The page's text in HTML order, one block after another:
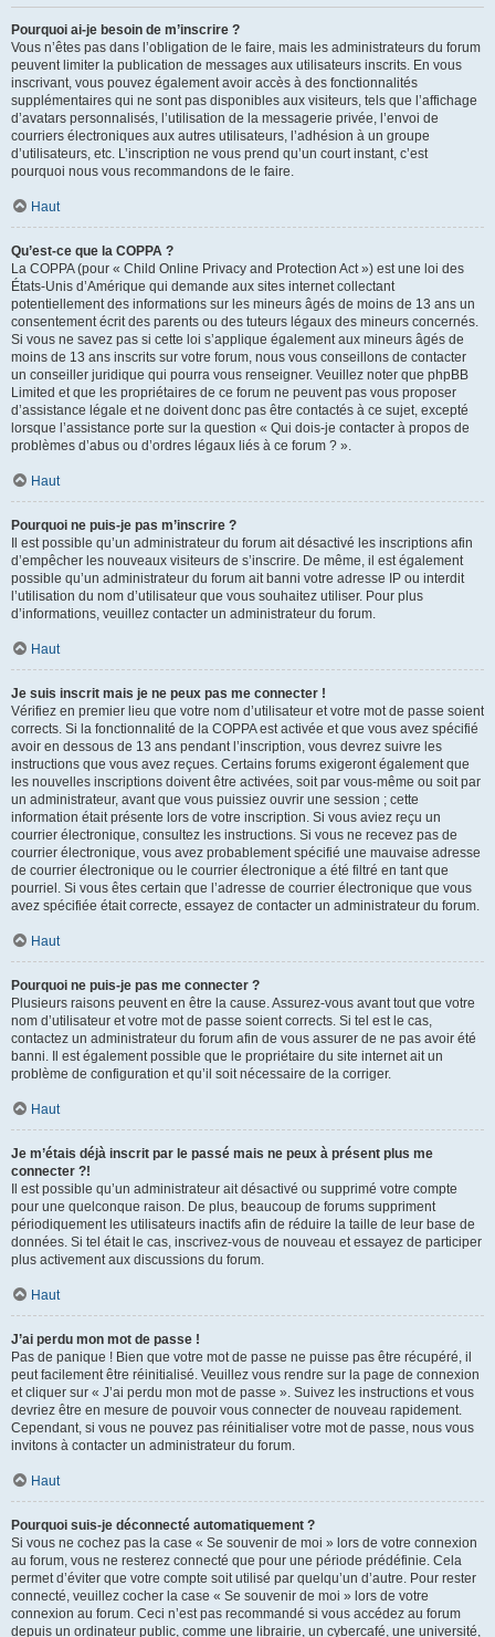
Pourquoi ai-je besoin de m’inscrire ?
Vous n’êtes pas dans l’obligation de le faire, mais les administrateurs du forum
peuvent limiter la publication de messages aux utilisateurs inscrits. En vous
inscrivant, vous pouvez également avoir accès à des fonctionnalités
supplémentaires qui ne sont pas disponibles aux visiteurs, tels que l’affichage
d’avatars personnalisés, l’utilisation de la messagerie privée, l’envoi de
courriers électroniques aux autres utilisateurs, l’adhésion à un groupe
d’utilisateurs, etc. L’inscription ne vous prend qu’un court instant, c’est
pourquoi nous vous recommandons de le faire.
Haut
Qu’est-ce que la COPPA ?
La COPPA (pour « Child Online Privacy and Protection Act ») est une loi des
États-Unis d’Amérique qui demande aux sites internet collectant
potentiellement des informations sur les mineurs âgés de moins de 13 ans un
consentement écrit des parents ou des tuteurs légaux des mineurs concernés.
Si vous ne savez pas si cette loi s’applique également aux mineurs âgés de
moins de 13 ans inscrits sur votre forum, nous vous conseillons de contacter
un conseiller juridique qui pourra vous renseigner. Veuillez noter que phpBB
Limited et que les propriétaires de ce forum ne peuvent pas vous proposer
d’assistance légale et ne doivent donc pas être contactés à ce sujet, excepté
lorsque l’assistance porte sur la question « Qui dois-je contacter à propos de
problèmes d’abus ou d’ordres légaux liés à ce forum ? ».
Haut
Pourquoi ne puis-je pas m’inscrire ?
Il est possible qu’un administrateur du forum ait désactivé les inscriptions afin
d’empêcher les nouveaux visiteurs de s’inscrire. De même, il est également
possible qu’un administrateur du forum ait banni votre adresse IP ou interdit
l’utilisation du nom d’utilisateur que vous souhaitez utiliser. Pour plus
d’informations, veuillez contacter un administrateur du forum.
Haut
Je suis inscrit mais je ne peux pas me connecter !
Vérifiez en premier lieu que votre nom d’utilisateur et votre mot de passe soient
corrects. Si la fonctionnalité de la COPPA est activée et que vous avez spécifié
avoir en dessous de 13 ans pendant l’inscription, vous devrez suivre les
instructions que vous avez reçues. Certains forums exigeront également que
les nouvelles inscriptions doivent être activées, soit par vous-même ou soit par
un administrateur, avant que vous puissiez ouvrir une session ; cette
information était présente lors de votre inscription. Si vous aviez reçu un
courrier électronique, consultez les instructions. Si vous ne recevez pas de
courrier électronique, vous avez probablement spécifié une mauvaise adresse
de courrier électronique ou le courrier électronique a été filtré en tant que
pourriel. Si vous êtes certain que l’adresse de courrier électronique que vous
avez spécifiée était correcte, essayez de contacter un administrateur du forum.
Haut
Pourquoi ne puis-je pas me connecter ?
Plusieurs raisons peuvent en être la cause. Assurez-vous avant tout que votre
nom d’utilisateur et votre mot de passe soient corrects. Si tel est le cas,
contactez un administrateur du forum afin de vous assurer de ne pas avoir été
banni. Il est également possible que le propriétaire du site internet ait un
problème de configuration et qu’il soit nécessaire de la corriger.
Haut
Je m’étais déjà inscrit par le passé mais ne peux à présent plus me
connecter ?!
Il est possible qu’un administrateur ait désactivé ou supprimé votre compte
pour une quelconque raison. De plus, beaucoup de forums suppriment
périodiquement les utilisateurs inactifs afin de réduire la taille de leur base de
données. Si tel était le cas, inscrivez-vous de nouveau et essayez de participer
plus activement aux discussions du forum.
Haut
J’ai perdu mon mot de passe !
Pas de panique ! Bien que votre mot de passe ne puisse pas être récupéré, il
peut facilement être réinitialisé. Veuillez vous rendre sur la page de connexion
et cliquer sur « J’ai perdu mon mot de passe ». Suivez les instructions et vous
devriez être en mesure de pouvoir vous connecter de nouveau rapidement.
Cependant, si vous ne pouvez pas réinitialiser votre mot de passe, nous vous
invitons à contacter un administrateur du forum.
Haut
Pourquoi suis-je déconnecté automatiquement ?
Si vous ne cochez pas la case « Se souvenir de moi » lors de votre connexion
au forum, vous ne resterez connecté que pour une période prédéfinie. Cela
permet d’éviter que votre compte soit utilisé par quelqu’un d’autre. Pour rester
connecté, veuillez cocher la case « Se souvenir de moi » lors de votre
connexion au forum. Ceci n’est pas recommandé si vous accédez au forum
depuis un ordinateur public, comme une librairie, un cybercafé, une université,